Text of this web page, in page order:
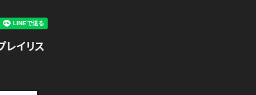
レイリス